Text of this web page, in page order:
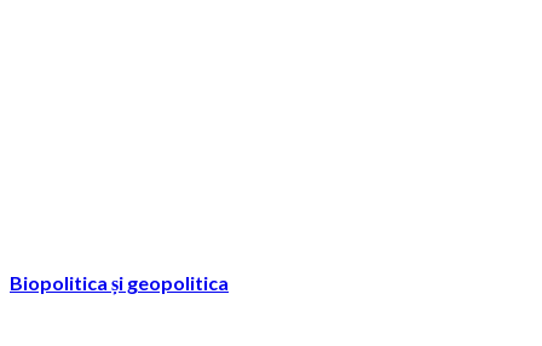
Biopolitica și geopolitica